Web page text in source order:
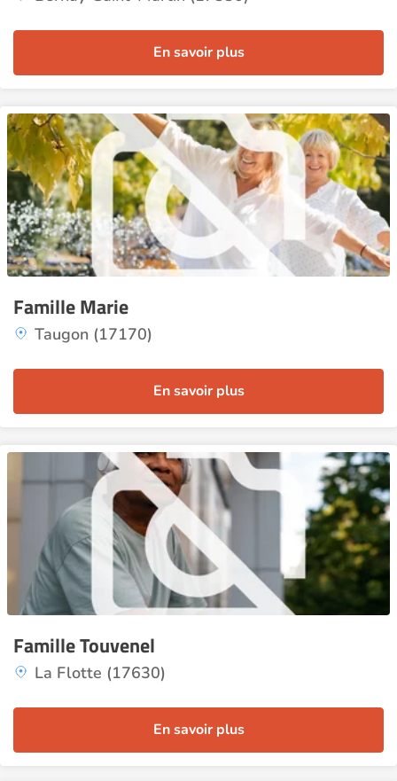
En savoir plus
Famille Marie
Taugon (17170)
En savoir plus
Famille Touvenel
La Flotte (17630)
En savoir plus